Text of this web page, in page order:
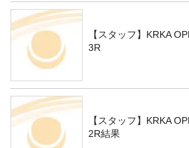
【スタッフ】KRKA
3R
【スタッフ】KRKA
2R結果